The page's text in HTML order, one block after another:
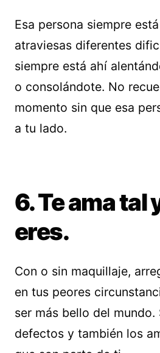
Esa persona siempre
atraviesas diferentes
siempre está ahí
o consolándote. No
momento sin que esa
a tu lado.
6. Te ama tal
eres.
Con o sin maquillaje,
en tus peores
ser más bello del mundo.
defectos y también los